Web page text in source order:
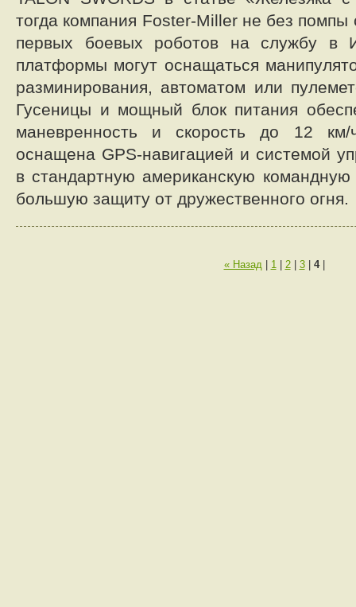
тогда компания Foster-Miller не без
первых боевых роботов на службу в
платформы могут оснащаться
разминирования, автоматом или
Гусеницы и мощный блок питания
маневренность и скорость до 12
оснащена GPS-навигацией и системой
в стандартную американскую командную
большую защиту от дружественного огня.
« Назад| 1| 2| 3| 4|